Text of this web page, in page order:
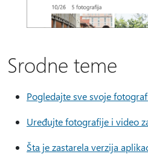
Srodne teme
Pogledajte sve svoje
Uređujte fotografije i video
Šta je zastarela verzija